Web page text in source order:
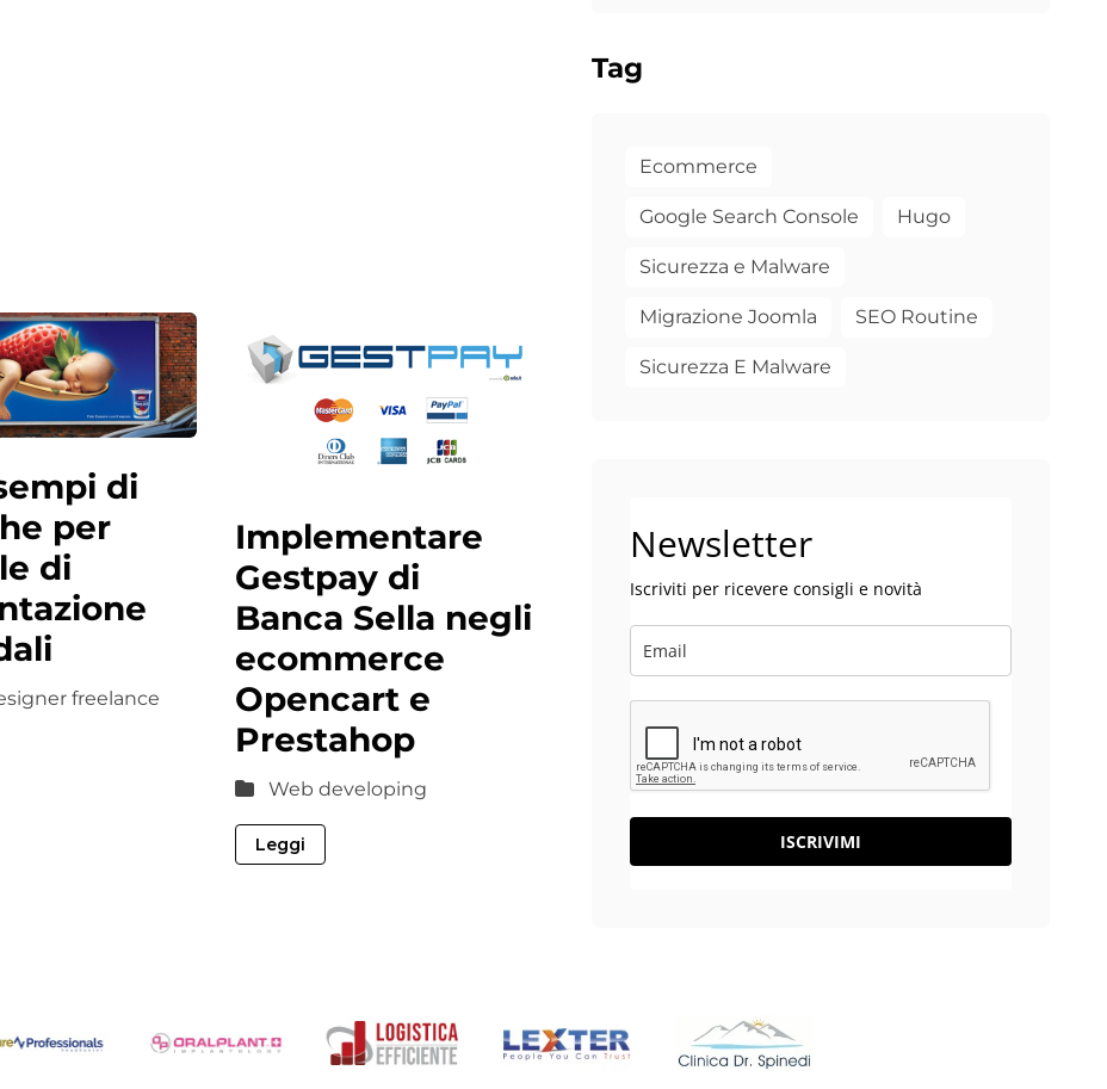
di
per
di
freelance
Implementare
Gestpay di
Banca Sella negli
ecommerce
Opencart e
Prestahop
Web developing
Leggi
Tag
Ecommerce
Google Search Console Hugo
Sicurezza e Malware
Migrazione Joomla SEO Routine
Sicurezza E Malware
Newsletter
Iscriviti per ricevere consigli e novità
ISCRIVIMI